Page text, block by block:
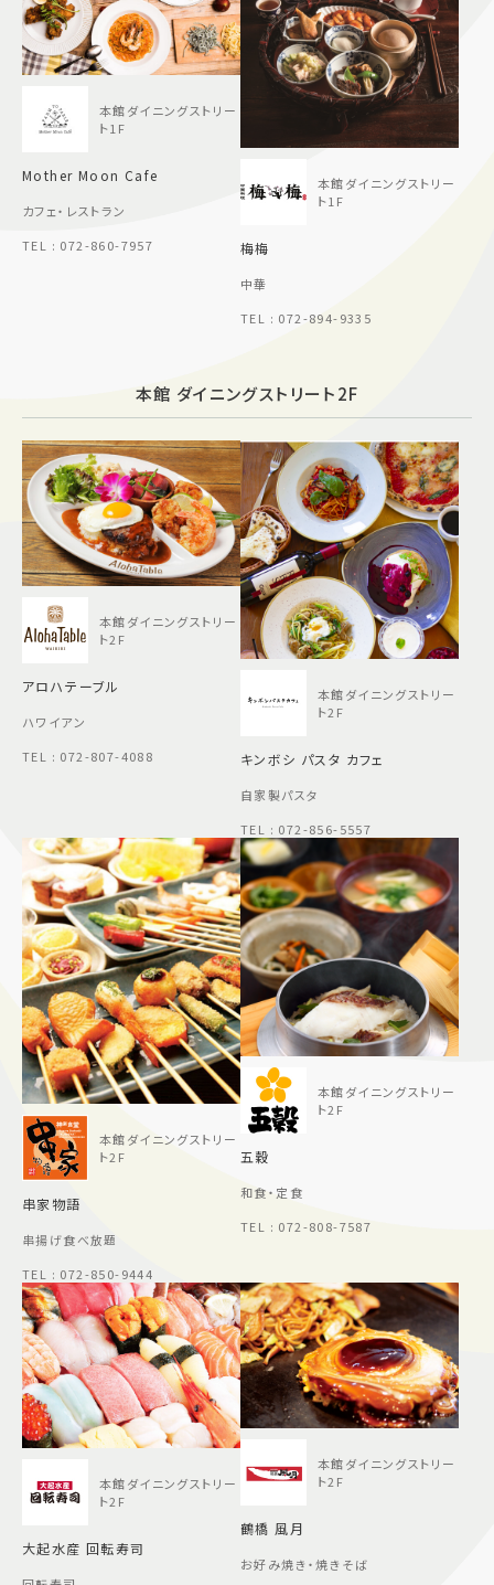
本館ダイニングストリー
ト1F
Mother Moon Cafe
カフェ・レストラン
TEL : 072-860-7957
本館ダイニングストリー
ト1F
梅梅
中華
TEL : 072-894-9335
本館 ダイニングストリート2F
本館ダイニングストリー
ト2F
アロハテーブル
ハワイアン
TEL : 072-807-4088
本館ダイニングストリー
ト2F
キンボシ パスタ カフェ
自家製パスタ
TEL : 072-856-5557
本館ダイニングストリー
ト2F
串家物語
串揚げ食べ放題
TEL : 072-850-9444
本館ダイニングストリー
ト2F
五穀
和食・定食
TEL : 072-808-7587
本館ダイニングストリー
ト2F
大起水産 回転寿司
本館ダイニングストリー
ト2F
鶴橋 風月
お好み焼き・焼きそば